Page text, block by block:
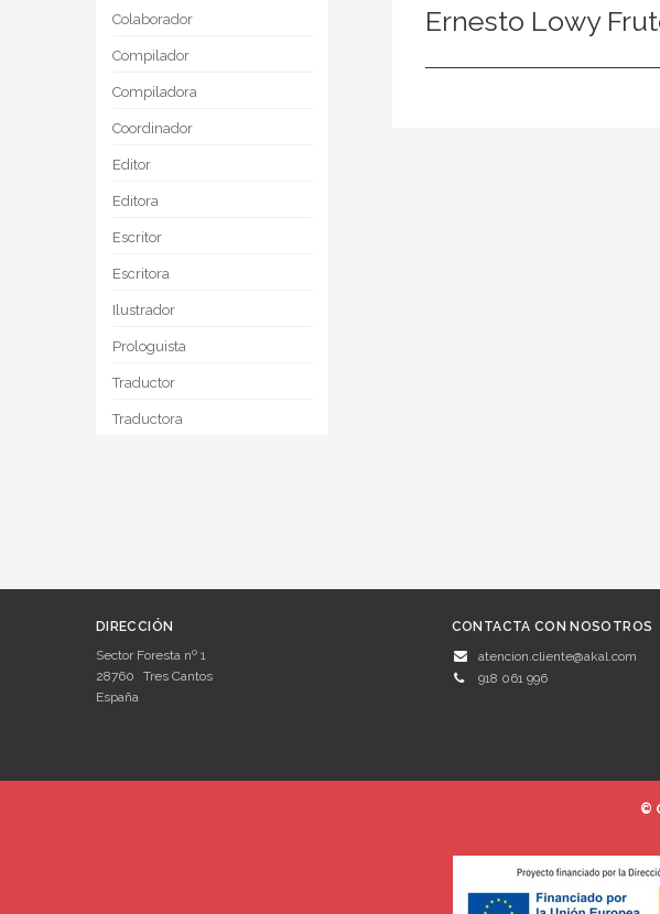
Colaborador
Compilador
Compiladora
Coordinador
Editor
Editora
Escritor
Escritora
Ilustrador
Prologuista
Traductor
Traductora
Ernesto Lowy
DIRECCIÓN
Sector Foresta nº 1
28760
Tres Cantos
España
CONTACTA CON NOSOTROS
atencion.cliente@akal.com
918 061 996
©